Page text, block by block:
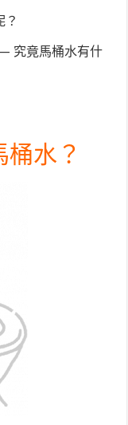
？
究竟馬桶水有什
桶水？